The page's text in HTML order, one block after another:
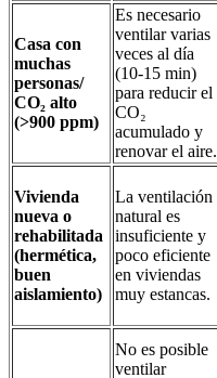
Casa con
muchas
personas/
CO₂ alto
(>900 ppm)
Es necesario
ventilar varias
veces al día
(10-15 min)
para reducir el
CO₂
acumulado y
renovar el aire.
Vivienda
nueva o
rehabilitada
(hermética,
buen
aislamiento)
La ventilación
natural es
insuficiente y
poco eficiente
en viviendas
muy estancas.
No es posible
ventilar